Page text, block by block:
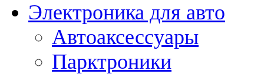
Электроника для авто
Автоаксессуары
Парктроники